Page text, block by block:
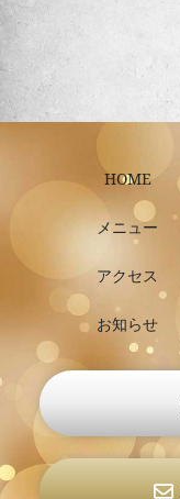
HOME
メニュー
アクセス
お知らせ